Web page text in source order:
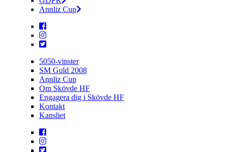
Annliz Cup
5050-vinster
SM Guld 2008
Annliz Cup
Om Skövde HF
Engagera dig i Skövde HF
Kontakt
Kansliet